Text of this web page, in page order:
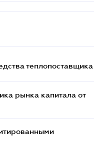
теплопоставщика
рынка капитала от